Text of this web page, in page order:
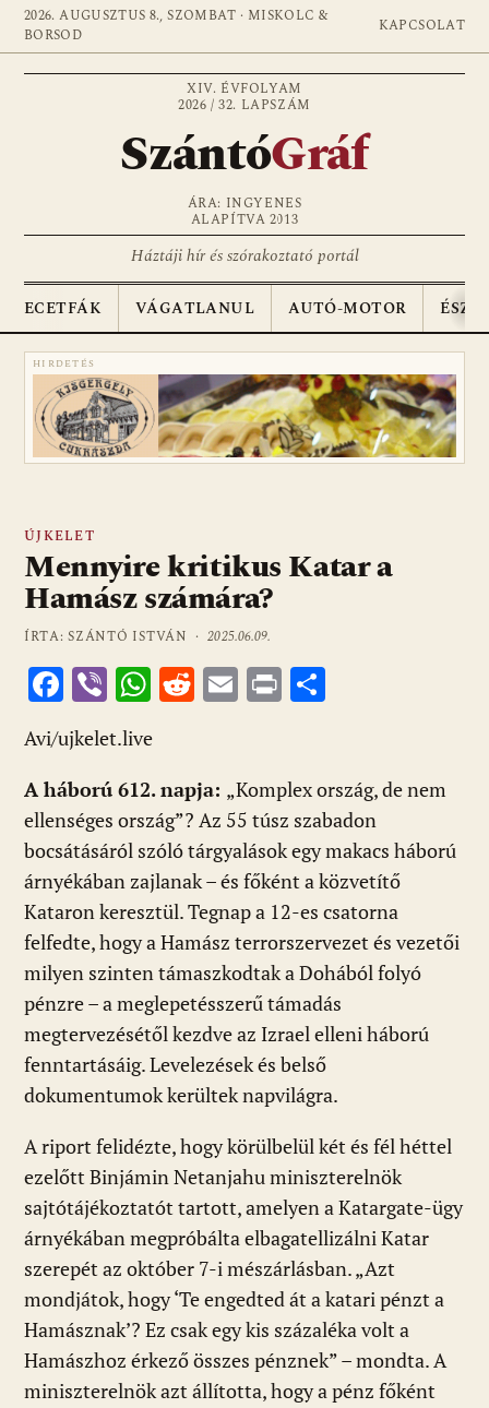
2026. AUGUSZTUS 8., SZOMBAT · MISKOLC &
BORSOD
KAPCSOLAT
XIV. ÉVFOLYAM
2026 / 32. LAPSZÁM
SzántóGráf
ÁRA: INGYENES
ALAPÍTVA 2013
Háztáji hír és szórakoztató portál
ECETFÁK VÁGATLANUL AUTÓ-MOTOR
HIRDETÉS
ÚJKELET
Mennyire kritikus Katar a
Hamász számára?
ÍRTA: SZÁNTÓ ISTVÁN ·2025.06.09.
F
ac
e
b
o
o
k
Vi
b
er
W
at
s
A
p
p
R
di
t
E
l
Pr
m
e
g
Avi/ujkelet.live
A háború 612. napja: „Komplex ország, de nem
ellenséges ország”? Az 55 túsz szabadon
bocsátásáról szóló tárgyalások egy makacs háború
árnyékában zajlanak – és főként a közvetítő
Kataron keresztül. Tegnap a 12-es csatorna
felfedte, hogy a Hamász terrorszervezet és vezetői
milyen szinten támaszkodtak a Dohából folyó
pénzre – a meglepetésszerű támadás
megtervezésétől kezdve az Izrael elleni háború
fenntartásáig. Levelezések és belső
dokumentumok kerültek napvilágra.
A riport felidézte, hogy körülbelül két és fél héttel
ezelőtt Binjámin Netanjahu miniszterelnök
sajtótájékoztatót tartott, amelyen a Katargate-ügy
árnyékában megpróbálta elbagatellizálni Katar
szerepét az október 7-i mészárlásban. „Azt
mondjátok, hogy ‘Te engedted át a katari pénzt a
Hamásznak’? Ez csak egy kis százaléka volt a
Hamászhoz érkező összes pénznek” – mondta. A
miniszterelnök azt állította, hogy a pénz főként